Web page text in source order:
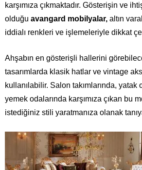
karşımıza çıkmaktadır. Gösterişin ve
olduğu avangard mobilyalar, altın
iddialı renkleri ve işlemeleriyle dikkat
Ahşabın en gösterişli hallerini
tasarımlarda klasik hatlar ve vintage
kullanılabilir. Salon takımlarında, yatak
yemek odalarında karşımıza çıkan bu
istediğiniz stili yaratmanıza olanak